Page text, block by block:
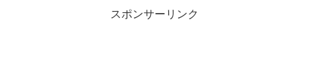
スポンサーリンク